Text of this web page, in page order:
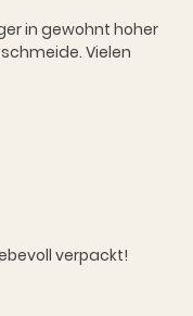
in gewohnt hoher
Vielen
verpackt!